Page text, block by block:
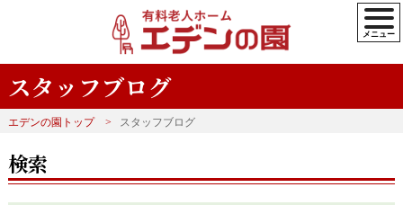
スタッフブログ
エデンの園トップ スタッフブログ
検索